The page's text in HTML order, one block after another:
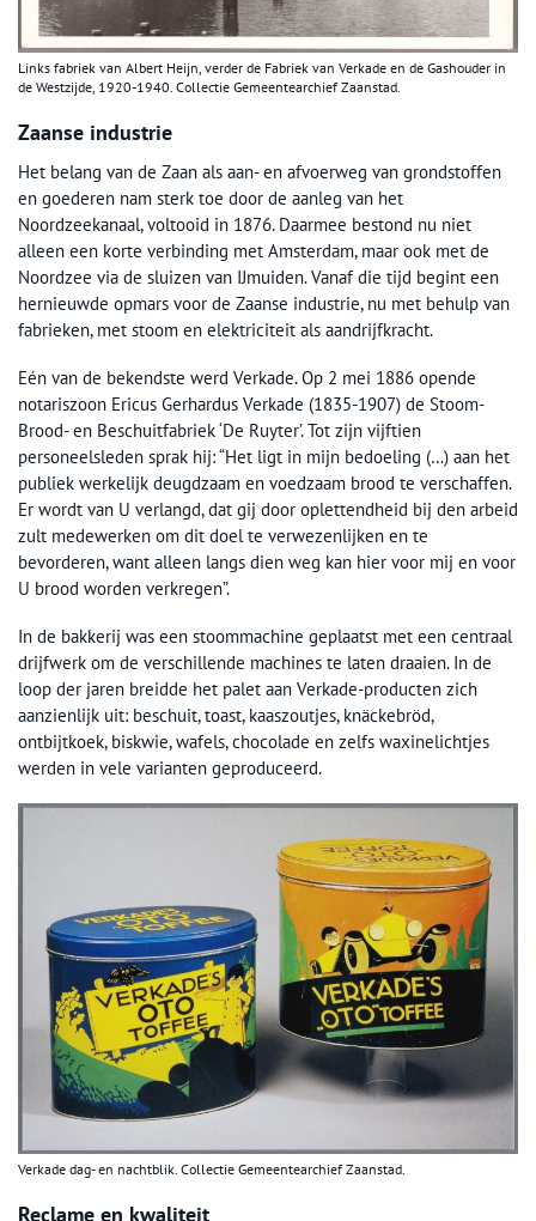
Links fabriek van Albert Heijn, verder de Fabriek van Verkade en de Gashouder in
de Westzijde, 1920-1940. Collectie Gemeentearchief Zaanstad.
Zaanse industrie
Het belang van de Zaan als aan- en afvoerweg van grondstoffen
en goederen nam sterk toe door de aanleg van het
Noordzeekanaal, voltooid in 1876. Daarmee bestond nu niet
alleen een korte verbinding met Amsterdam, maar ook met de
Noordzee via de sluizen van IJmuiden. Vanaf die tijd begint een
hernieuwde opmars voor de Zaanse industrie, nu met behulp van
fabrieken, met stoom en elektriciteit als aandrijfkracht.
Eén van de bekendste werd Verkade. Op 2 mei 1886 opende
notariszoon Ericus Gerhardus Verkade (1835-1907) de Stoom-
Brood- en Beschuitfabriek ‘De Ruyter’. Tot zijn vijftien
personeelsleden sprak hij: “Het ligt in mijn bedoeling (…) aan het
publiek werkelijk deugdzaam en voedzaam brood te verschaffen.
Er wordt van U verlangd, dat gij door oplettendheid bij den arbeid
zult medewerken om dit doel te verwezenlijken en te
bevorderen, want alleen langs dien weg kan hier voor mij en voor
U brood worden verkregen”.
In de bakkerij was een stoommachine geplaatst met een centraal
drijfwerk om de verschillende machines te laten draaien. In de
loop der jaren breidde het palet aan Verkade-producten zich
aanzienlijk uit: beschuit, toast, kaaszoutjes, knäckebröd,
ontbijtkoek, biskwie, wafels, chocolade en zelfs waxinelichtjes
werden in vele varianten geproduceerd.
Verkade dag- en nachtblik. Collectie Gemeentearchief Zaanstad.
Reclame en kwaliteit